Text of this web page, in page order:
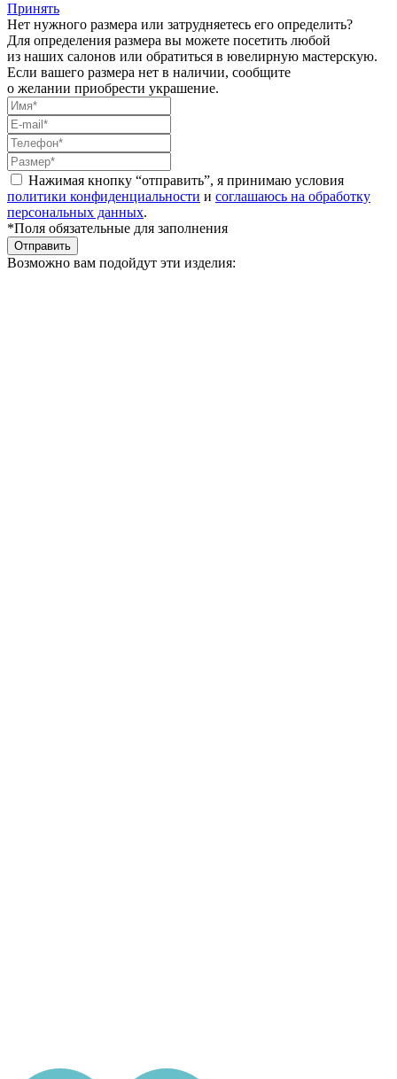
Принять
Нет нужного размера или затрудняетесь его определить?
Для определения размера вы можете посетить любой
из наших салонов или обратиться в ювелирную мастерскую.
Если вашего размера нет в наличии, сообщите
о желании приобрести украшение.
Нажимая кнопку “отправить”, я принимаю условия
политики конфиденциальности и соглашаюсь на обработку
персональных данных.
*Поля обязательные для заполнения
Отправить
Возможно вам подойдут эти изделия: